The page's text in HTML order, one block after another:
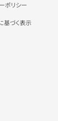
ポリシー
基づく表示